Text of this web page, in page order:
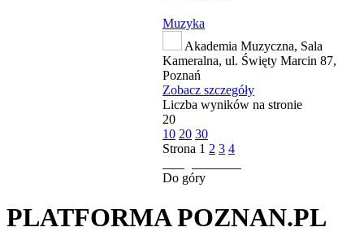
Muzyka
Akademia Muzyczna, Sala
Kameralna, ul. Święty Marcin 87,
Poznań
Zobacz szczegóły
Liczba wyników na stronie
20
10 20 30
Strona 1 2 3 4
Do góry
PLATFORMA POZNAN.PL